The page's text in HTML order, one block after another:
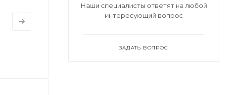
Наши специалисты ответят на любой
интересующий вопрос
ЗАДАТЬ ВОПРОС